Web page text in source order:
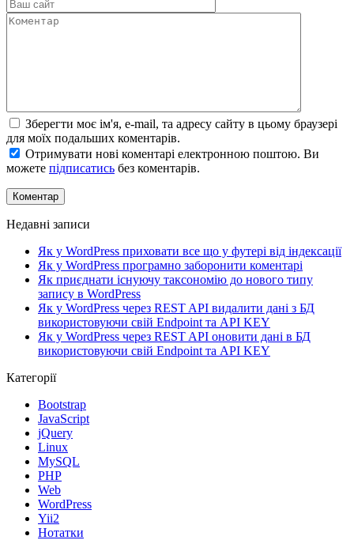
Зберегти моє ім'я, e-mail, та адресу сайту в цьому браузері
для моїх подальших коментарів.
Отримувати нові коментарі електронною поштою. Ви
можете підписатись без коментарів.
Недавні записи
Як у WordPress приховати все що у футері від індексації
Як у WordPress програмно заборонити коментарі
Як приєднати існуючу таксономію до нового типу
запису в WordPress
Як у WordPress через REST API видалити дані з БД
використовуючи свій Endpoint та API KEY
Як у WordPress через REST API оновити дані в БД
використовуючи свій Endpoint та API KEY
Категорії
Bootstrap
JavaScript
jQuery
Linux
MySQL
PHP
Web
WordPress
Yii2
Нотатки